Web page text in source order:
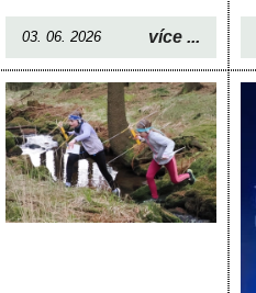
03. 06. 2026 více ...